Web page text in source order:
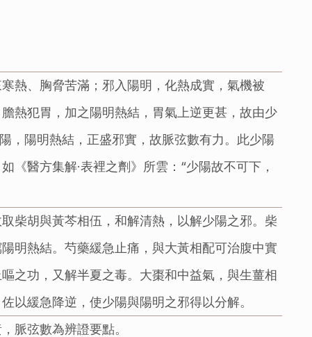
熱、胸脅苦滿；邪入陽明，化熱成實，氣機被
熱犯胃，加之陽明熱結，胃氣上逆更甚，故由少
，陽明熱結，正盛邪實，故脈弦數有力。此少陽
醫方集解·表裡之劑》所雲：“少陽故不可下，
柴胡與黃芩相伍，和解清熱，以解少陽之邪。柴
明熱結。芍藥緩急止痛，與大黃相配可治腹中實
之功，又解半夏之毒。大棗和中益氣，與生薑相
以緩急降逆，使少陽與陽明之邪得以分解。
脈弦數為辨證要點。